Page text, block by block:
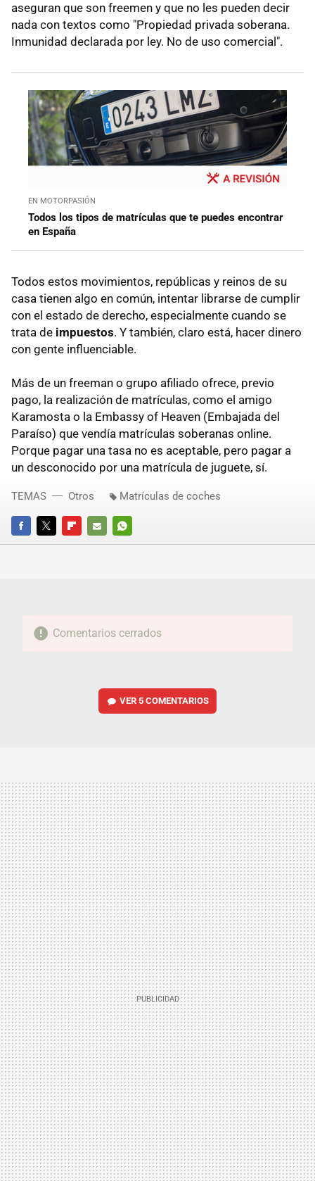
aseguran que son freemen y que no les pueden decir
nada con textos como "Propiedad privada soberana.
Inmunidad declarada por ley. No de uso comercial".
EN MOTORPASIÓN
Todos los tipos de matrículas que te puedes encontrar
en España
Todos estos movimientos, repúblicas y reinos de su
casa tienen algo en común, intentar librarse de cumplir
con el estado de derecho, especialmente cuando se
trata de impuestos. Y también, claro está, hacer dinero
con gente influenciable.
Más de un freeman o grupo afiliado ofrece, previo
pago, la realización de matrículas, como el amigo
Karamosta o la Embassy of Heaven (Embajada del
Paraíso) que vendía matrículas soberanas online.
Porque pagar una tasa no es aceptable, pero pagar a
un desconocido por una matrícula de juguete, sí.
FACEBOOKTWITTERFLIPBOARD
E-
WHATSAPP
TEMAS Otros Matrículas de coches
Comentarios cerrados
VER5 COMENTARIOS